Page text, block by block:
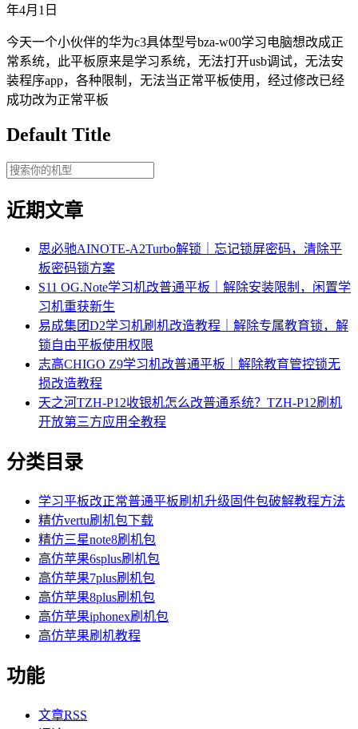
年4月1日
今天一个小伙伴的华为c3具体型号bza-w00学习电脑想改成正
常系统，此平板原来是学习系统，无法打开usb调试，无法安
装程序app，各种限制，无法当正常平板使用，经过修改已经
成功改为正常平板
Default Title
近期文章
思必驰AINOTE‑A2Turbo解锁｜忘记锁屏密码，清除平
板密码锁方案
S11 OG.Note学习机改普通平板｜解除安装限制，闲置学
习机重获新生
易成集团D2学习机刷机改造教程｜解除专属教育锁，解
锁自由平板使用权限
志高CHIGO Z9学习机改普通平板｜解除教育管控锁无
损改造教程
天之河TZH-P12收银机怎么改普通系统？TZH-P12刷机
开放第三方应用全教程
分类目录
学习平板改正常普通平板刷机升级固件包破解教程方法
精仿vertu刷机包下载
精仿三星note8刷机包
高仿苹果6splus刷机包
高仿苹果7plus刷机包
高仿苹果8plus刷机包
高仿苹果iphonex刷机包
高仿苹果刷机教程
功能
文章RSS